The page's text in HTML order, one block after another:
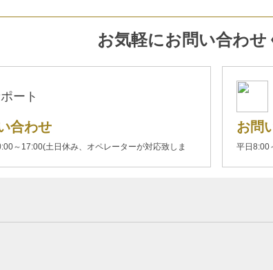
お気軽にお問い合わせ
ート
合わせ
～17:00(土日休み、オペレーターが対応致しま
お問
平日8:00